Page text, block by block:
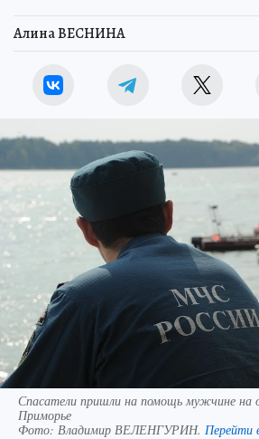
Алина ВЕСНИНА
Спасатели пришли на помощь мужчине на
Приморье
Фото: Владимир ВЕЛЕНГУРИН. Перейти